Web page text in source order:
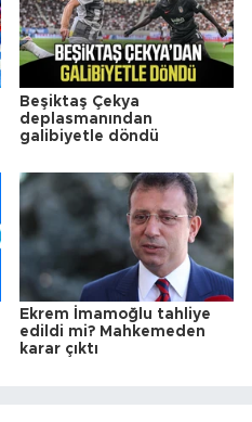
Beşiktaş Çekya
deplasmanından
galibiyetle döndü
Ekrem İmamoğlu tahliye
edildi mi? Mahkemeden
karar çıktı